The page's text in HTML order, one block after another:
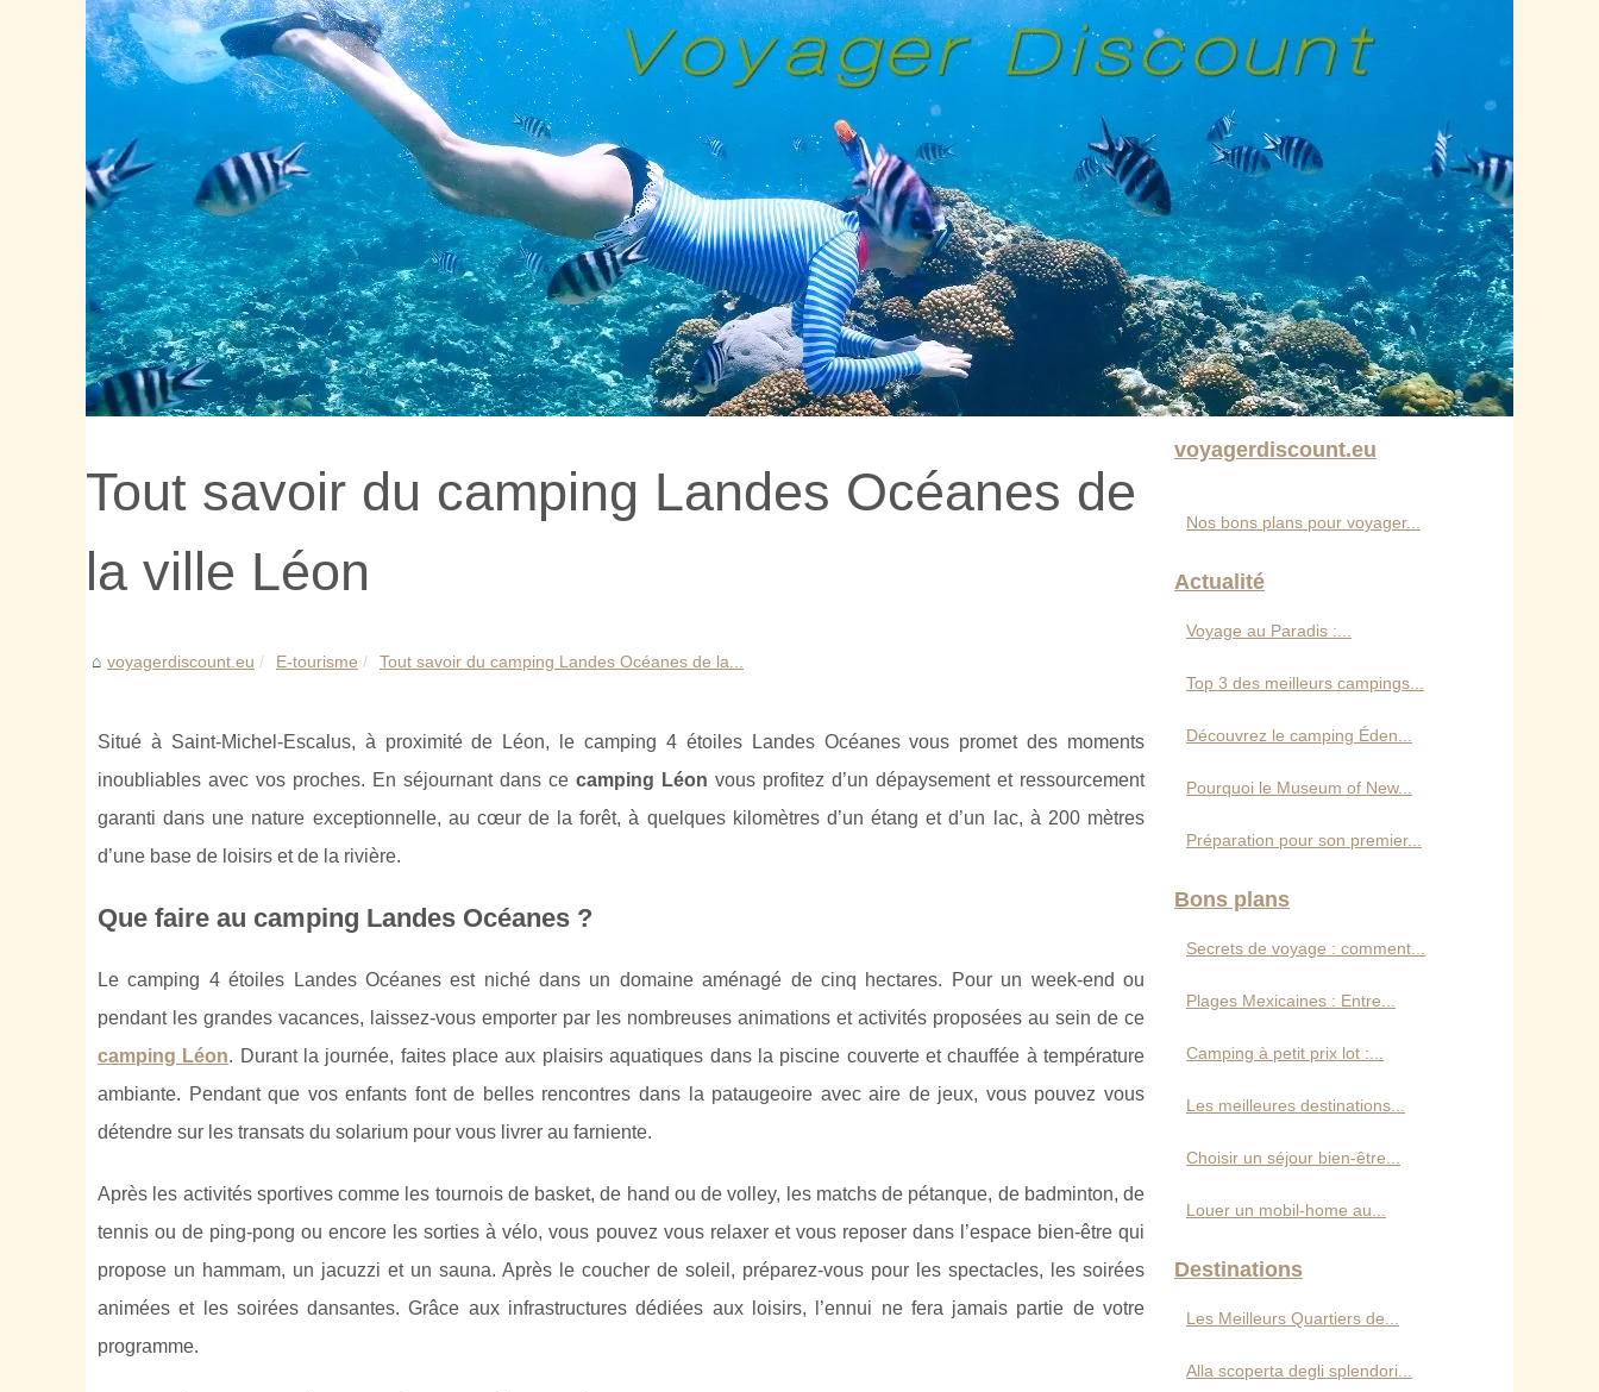
Tout savoir du camping Landes Océanes de
la ville Léon
voyagerdiscount.eu E-tourisme Tout savoir du camping Landes Océanes de la...
Situé à Saint-Michel-Escalus, à proximité de Léon, le camping 4 étoiles Landes Océanes vous promet des moments
inoubliables avec vos proches. En séjournant dans ce camping Léon vous profitez d’un dépaysement et ressourcement
garanti dans une nature exceptionnelle, au cœur de la forêt, à quelques kilomètres d’un étang et d’un lac, à 200 mètres
d’une base de loisirs et de la rivière.
Que faire au camping Landes Océanes ?
Le camping 4 étoiles Landes Océanes est niché dans un domaine aménagé de cinq hectares. Pour un week-end ou
pendant les grandes vacances, laissez-vous emporter par les nombreuses animations et activités proposées au sein de ce
camping Léon. Durant la journée, faites place aux plaisirs aquatiques dans la piscine couverte et chauffée à température
ambiante. Pendant que vos enfants font de belles rencontres dans la pataugeoire avec aire de jeux, vous pouvez vous
détendre sur les transats du solarium pour vous livrer au farniente.
Après les activités sportives comme les tournois de basket, de hand ou de volley, les matchs de pétanque, de badminton, de
tennis ou de ping-pong ou encore les sorties à vélo, vous pouvez vous relaxer et vous reposer dans l’espace bien-être qui
propose un hammam, un jacuzzi et un sauna. Après le coucher de soleil, préparez-vous pour les spectacles, les soirées
animées et les soirées dansantes. Grâce aux infrastructures dédiées aux loisirs, l’ennui ne fera jamais partie de votre
programme.
voyagerdiscount.eu
Nos bons plans pour voyager...
Actualité
Voyage au Paradis :...
Top 3 des meilleurs campings...
Découvrez le camping Éden...
Pourquoi le Museum of New...
Préparation pour son premier...
Bons plans
Secrets de voyage : comment...
Plages Mexicaines : Entre...
Camping à petit prix lot :...
Les meilleures destinations...
Choisir un séjour bien-être...
Louer un mobil-home au...
Destinations
Les Meilleurs Quartiers de...
Alla scoperta degli splendori...